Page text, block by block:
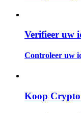
Informatie
Big data-
Verifieer uw
Controleer uw
Koop Crypto